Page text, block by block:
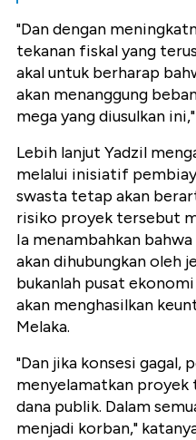
"Dan dengan
tekanan fiskal yang
akal untuk berharap
akan menanggung
mega yang diusulkan
Lebih lanjut Yadzil
melalui inisiatif
swasta tetap akan
risiko proyek tersebut
Ia menambahkan
akan dihubungkan oleh
bukanlah pusat
akan menghasilkan
Melaka.
"Dan jika konsesi gagal,
menyelamatkan proyek
dana publik. Dalam
menjadi korban,"